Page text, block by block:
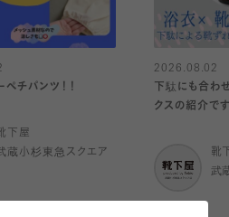
チパンツ！！
下屋
蔵小杉東急スクエア
2026.08.02
下駄にも合わ
クスの紹介です
靴
武